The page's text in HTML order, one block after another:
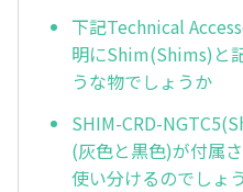
下記Technical
明にShim(Shims)と
うな物でしょうか
SHIM-CRD-
(灰色と黒色)が付属
使い分けるのでしょ